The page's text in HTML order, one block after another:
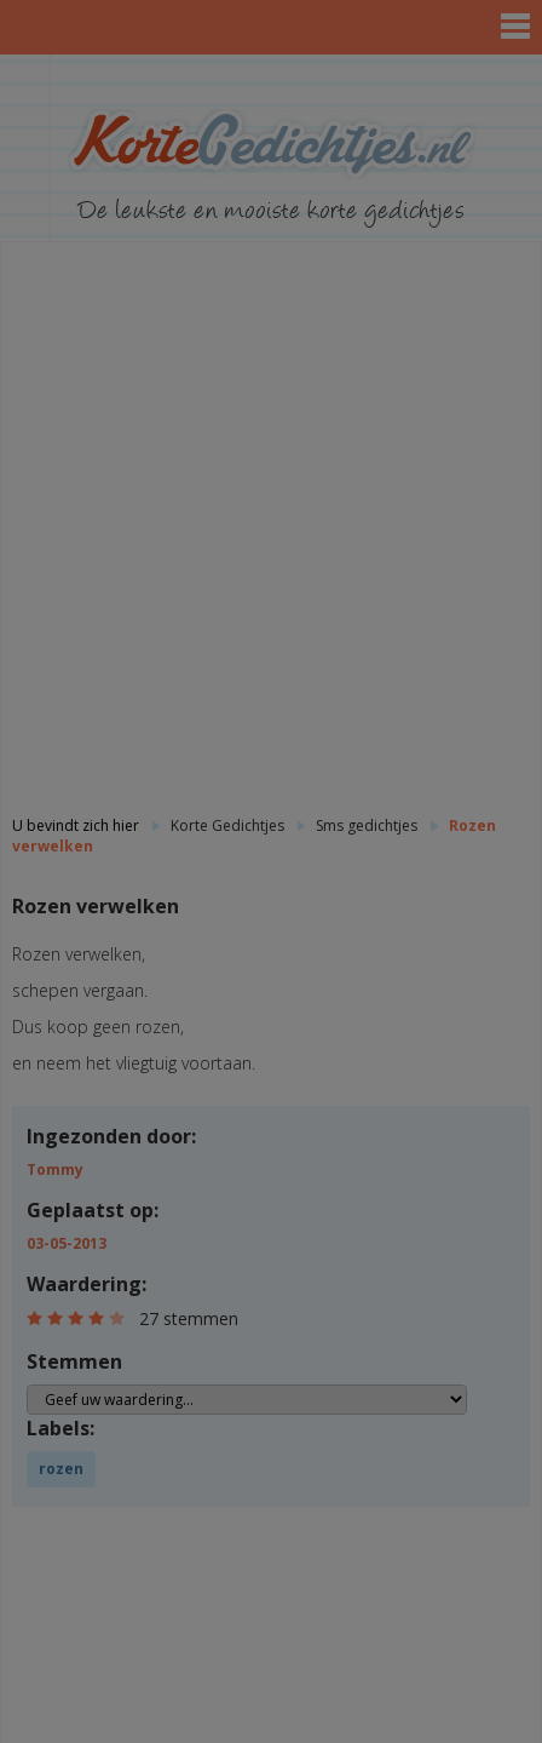
De leukste en mooiste korte gedichtjes
U bevindt zich hier Korte Gedichtjes Sms gedichtjes
Rozen
verwelken
Rozen verwelken
Rozen verwelken,
schepen vergaan.
Dus koop geen rozen,
en neem het vliegtuig voortaan.
Ingezonden door:
Tommy
Geplaatst op:
03-05-2013
Waardering:
27 stemmen
Stemmen
Labels:
rozen